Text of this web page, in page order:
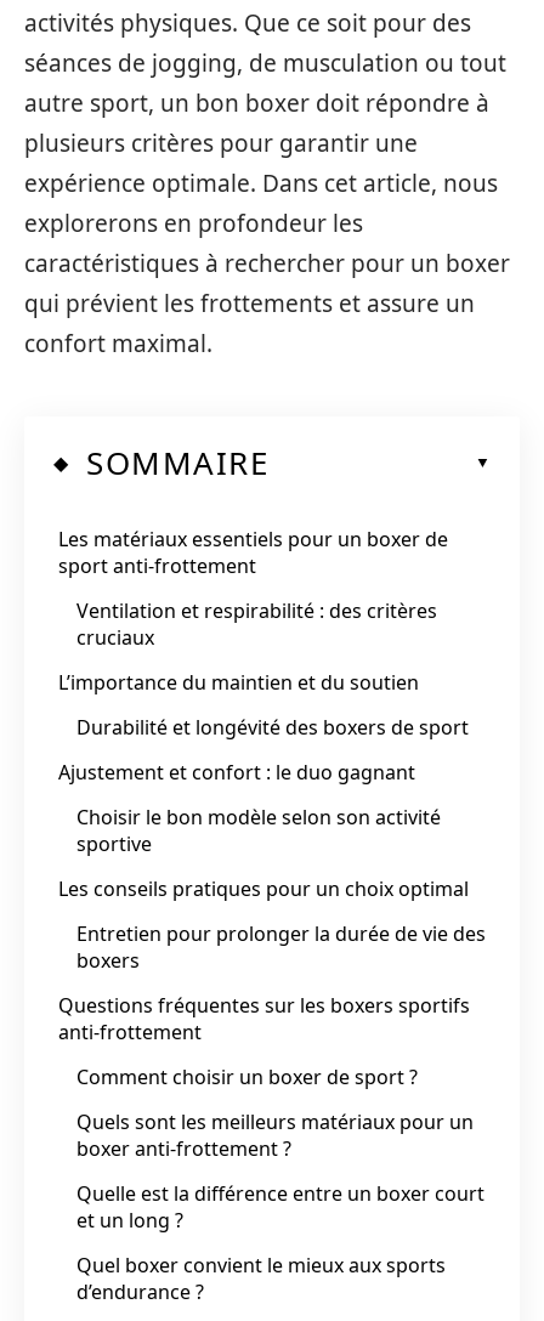
activités physiques. Que ce soit pour des
séances de jogging, de musculation ou tout
autre sport, un bon boxer doit répondre à
plusieurs critères pour garantir une
expérience optimale. Dans cet article, nous
explorerons en profondeur les
caractéristiques à rechercher pour un boxer
qui prévient les frottements et assure un
confort maximal.
SOMMAIRE
Les matériaux essentiels pour un boxer de
sport anti-frottement
Ventilation et respirabilité : des critères
cruciaux
L’importance du maintien et du soutien
Durabilité et longévité des boxers de sport
Ajustement et confort : le duo gagnant
Choisir le bon modèle selon son activité
sportive
Les conseils pratiques pour un choix optimal
Entretien pour prolonger la durée de vie des
boxers
Questions fréquentes sur les boxers sportifs
anti-frottement
Comment choisir un boxer de sport ?
Quels sont les meilleurs matériaux pour un
boxer anti-frottement ?
Quelle est la différence entre un boxer court
et un long ?
Quel boxer convient le mieux aux sports
d’endurance ?